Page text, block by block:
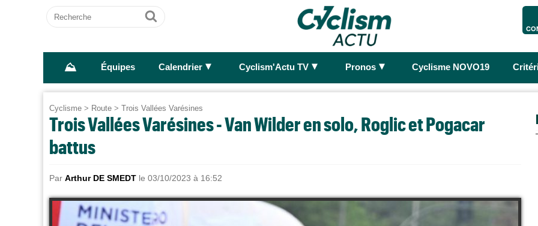
Recherche
Ok
⛰ Équipes Calendrier ► Cyclism'Actu TV ► Pronos ► Cyclisme NOVO19
Cyclisme > Route > Trois Vallées Varésines
Trois Vallées Varésines - Van Wilder en solo, Roglic et Pogacar
battus
Par Arthur DE SMEDT le 03/10/2023 à 16:52